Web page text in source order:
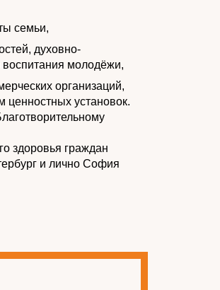
семьи,
духовно-
воспитания молодёжи,
организаций,
установок.
здоровья граждан
и лично София